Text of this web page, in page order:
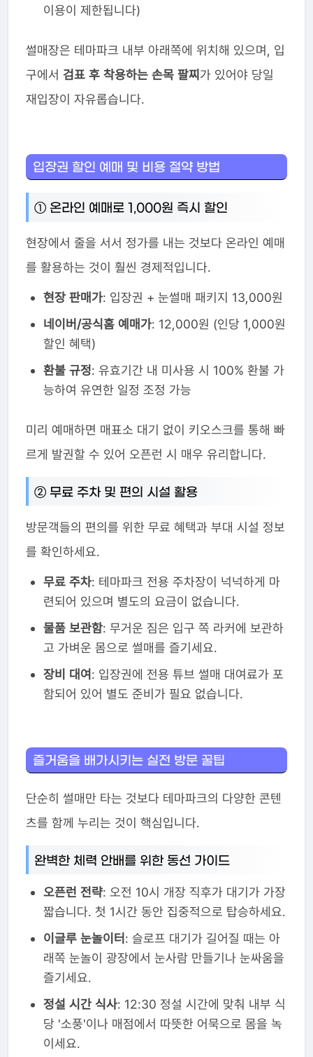
이용이 제한됩니다)
썰매장은 테마파크 내부 아래쪽에 위치해 있으며, 입
구에서 검표 후 착용하는 손목 팔찌가 있어야 당일
재입장이 자유롭습니다.
입장권 할인 예매 및 비용 절약 방법
① 온라인 예매로 1,000원 즉시 할인
현장에서 줄을 서서 정가를 내는 것보다 온라인 예매
를 활용하는 것이 훨씬 경제적입니다.
현장 판매가: 입장권 + 눈썰매 패키지 13,000원
네이버/공식홈 예매가: 12,000원 (인당 1,000원
할인 혜택)
환불 규정: 유효기간 내 미사용 시 100% 환불 가
능하여 유연한 일정 조정 가능
미리 예매하면 매표소 대기 없이 키오스크를 통해 빠
르게 발권할 수 있어 오픈런 시 매우 유리합니다.
② 무료 주차 및 편의 시설 활용
방문객들의 편의를 위한 무료 혜택과 부대 시설 정보
를 확인하세요.
무료 주차: 테마파크 전용 주차장이 넉넉하게 마
련되어 있으며 별도의 요금이 없습니다.
물품 보관함: 무거운 짐은 입구 쪽 라커에 보관하
고 가벼운 몸으로 썰매를 즐기세요.
장비 대여: 입장권에 전용 튜브 썰매 대여료가 포
함되어 있어 별도 준비가 필요 없습니다.
즐거움을 배가시키는 실전 방문 꿀팁
단순히 썰매만 타는 것보다 테마파크의 다양한 콘텐
츠를 함께 누리는 것이 핵심입니다.
완벽한 체력 안배를 위한 동선 가이드
오픈런 전략: 오전 10시 개장 직후가 대기가 가장
짧습니다. 첫 1시간 동안 집중적으로 탑승하세요.
이글루 눈놀이터: 슬로프 대기가 길어질 때는 아
래쪽 눈놀이 광장에서 눈사람 만들기나 눈싸움을
즐기세요.
정설 시간 식사: 12:30 정설 시간에 맞춰 내부 식
당 '소풍'이나 매점에서 따뜻한 어묵으로 몸을 녹
이세요.